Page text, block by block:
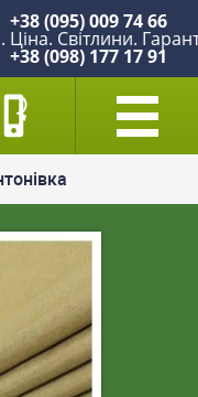
+38 (095) 009 74 66
+38 (098) 177 17 91